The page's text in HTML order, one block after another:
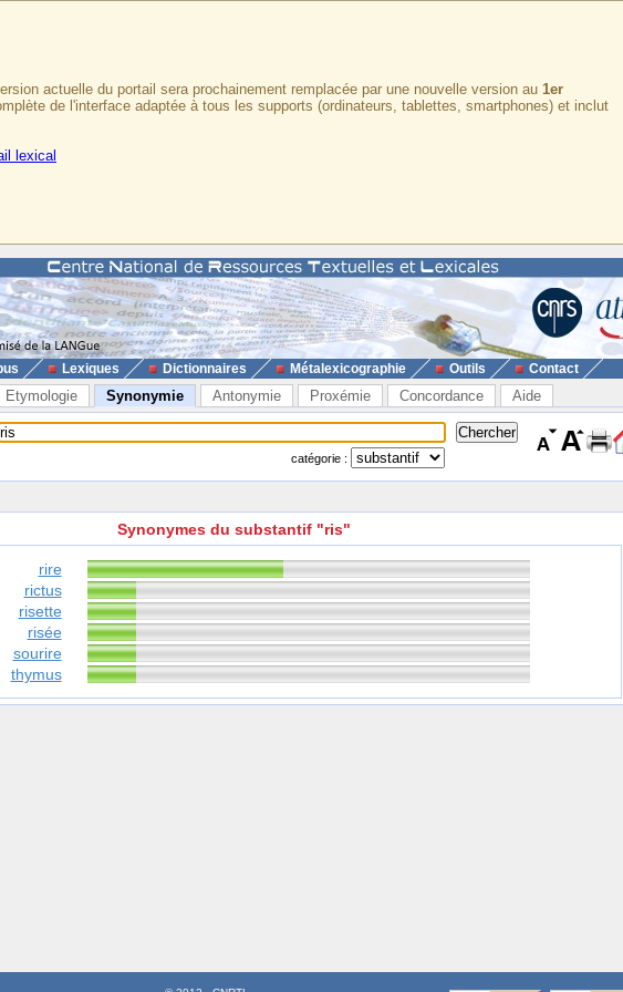
actuelle du portail sera prochainement remplacée par une nouvelle version au 1er
de l'interface adaptée à tous les supports (ordinateurs, tablettes, smartphones) et inclut
lexical
Lexiques Dictionnaires Métalexicographie Outils Contact
Etymologie Synonymie Antonymie Proxémie Concordance Aide
catégorie :
Synonymes du substantif "ris"
rire
rictus
risette
risée
sourire
thymus